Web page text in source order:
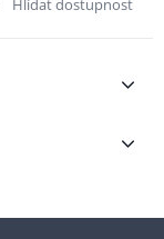
Hlídat dostupnost